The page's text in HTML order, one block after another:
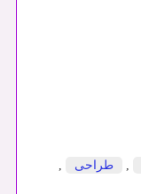
, طراحی
,